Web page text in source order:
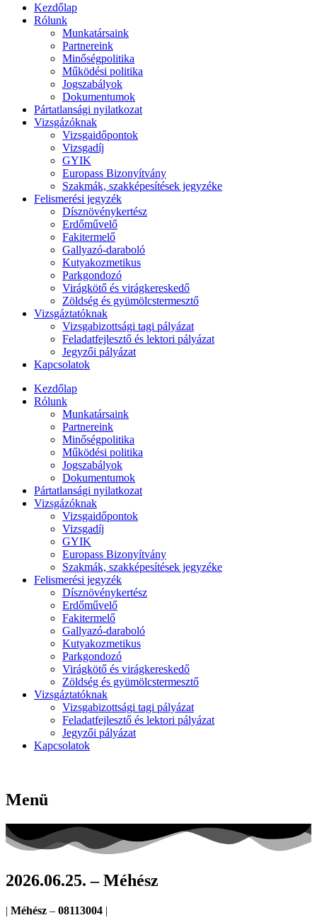
Kezdőlap
Rólunk
Munkatársaink
Partnereink
Minőségpolitika
Működési politika
Jogszabályok
Dokumentumok
Pártatlansági nyilatkozat
Vizsgázóknak
Vizsgaidőpontok
Vizsgadíj
GYIK
Europass Bizonyítvány
Szakmák, szakképesítések jegyzéke
Felismerési jegyzék
Dísznövénykertész
Erdőművelő
Fakitermelő
Gallyazó-daraboló
Kutyakozmetikus
Parkgondozó
Virágkötő és virágkereskedő
Zöldség és gyümölcstermesztő
Vizsgáztatóknak
Vizsgabizottsági tagi pályázat
Feladatfejlesztő és lektori pályázat
Jegyzői pályázat
Kapcsolatok
Kezdőlap
Rólunk
Munkatársaink
Partnereink
Minőségpolitika
Működési politika
Jogszabályok
Dokumentumok
Pártatlansági nyilatkozat
Vizsgázóknak
Vizsgaidőpontok
Vizsgadíj
GYIK
Europass Bizonyítvány
Szakmák, szakképesítések jegyzéke
Felismerési jegyzék
Dísznövénykertész
Erdőművelő
Fakitermelő
Gallyazó-daraboló
Kutyakozmetikus
Parkgondozó
Virágkötő és virágkereskedő
Zöldség és gyümölcstermesztő
Vizsgáztatóknak
Vizsgabizottsági tagi pályázat
Feladatfejlesztő és lektori pályázat
Jegyzői pályázat
Kapcsolatok
Menü
2026.06.25. – Méhész
| Méhész – 08113004 |